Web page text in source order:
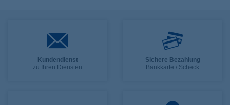
Kundendienst
zu Ihren Diensten
Sichere Bezahlung
Bankkarte / Scheck